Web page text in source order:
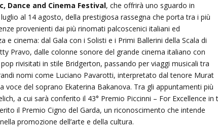
Dance and Cinema Festival, che offrirà uno sguardo in
al 14 agosto, della prestigiosa rassegna che porta tra i più
provenienti dai più rinomati palcoscenici italiani ed
cinema: dal Gala con i Solisti e i Primi Ballerini della Scala di
Pravo, dalle colonne sonore del grande cinema italiano con
rivisitati in stile Bridgerton, passando per viaggi musicali tra
nomi come Luciano Pavarotti, interpretato dal tenore Murat
del soprano Ekaterina Bakanova. Tra gli appuntamenti più
a cui sarà conferito il 43° Premio Piccinni – For Excellence in
il Premio Cigno del Garda, un riconoscimento che intende
promozione dell’arte e della cultura.